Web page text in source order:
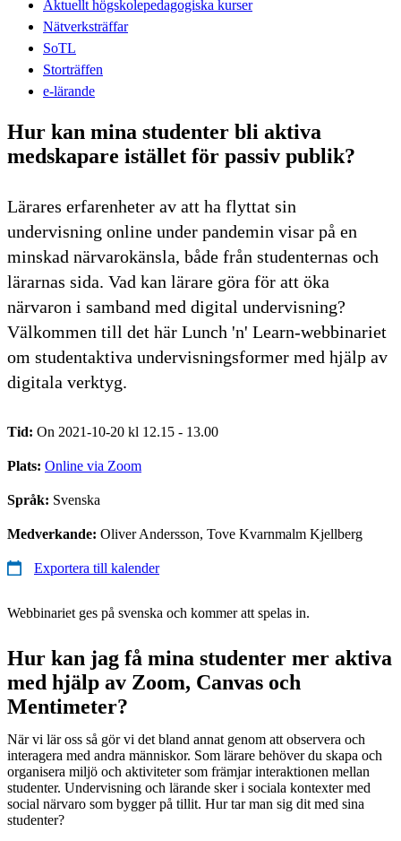
Aktuellt högskolepedagogiska kurser
Nätverksträffar
SoTL
Storträffen
e-lärande
Hur kan mina studenter bli aktiva
medskapare istället för passiv publik?
Lärares erfarenheter av att ha flyttat sin
undervisning online under pandemin visar på en
minskad närvarokänsla, både från studenternas och
lärarnas sida. Vad kan lärare göra för att öka
närvaron i samband med digital undervisning?
Välkommen till det här Lunch 'n' Learn-webbinariet
om studentaktiva undervisningsformer med hjälp av
digitala verktyg.
Tid: On 2021-10-20 kl 12.15 - 13.00
Plats: Online via Zoom
Språk: Svenska
Medverkande: Oliver Andersson, Tove Kvarnmalm Kjellberg
Exportera till kalender
Webbinariet ges på svenska och kommer att spelas in.
Hur kan jag få mina studenter mer aktiva
med hjälp av Zoom, Canvas och
Mentimeter?
När vi lär oss så gör vi det bland annat genom att observera och
interagera med andra människor. Som lärare behöver du skapa och
organisera miljö och aktiviteter som främjar interaktionen mellan
studenter. Undervisning och lärande sker i sociala kontexter med
social närvaro som bygger på tillit. Hur tar man sig dit med sina
studenter?